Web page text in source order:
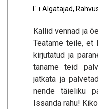
Algatajad,
Kallid vennad ja
Teatame teile, et
kirjutatud ja
täname teid
jätkata ja
nende täieliku
Issanda rahu!